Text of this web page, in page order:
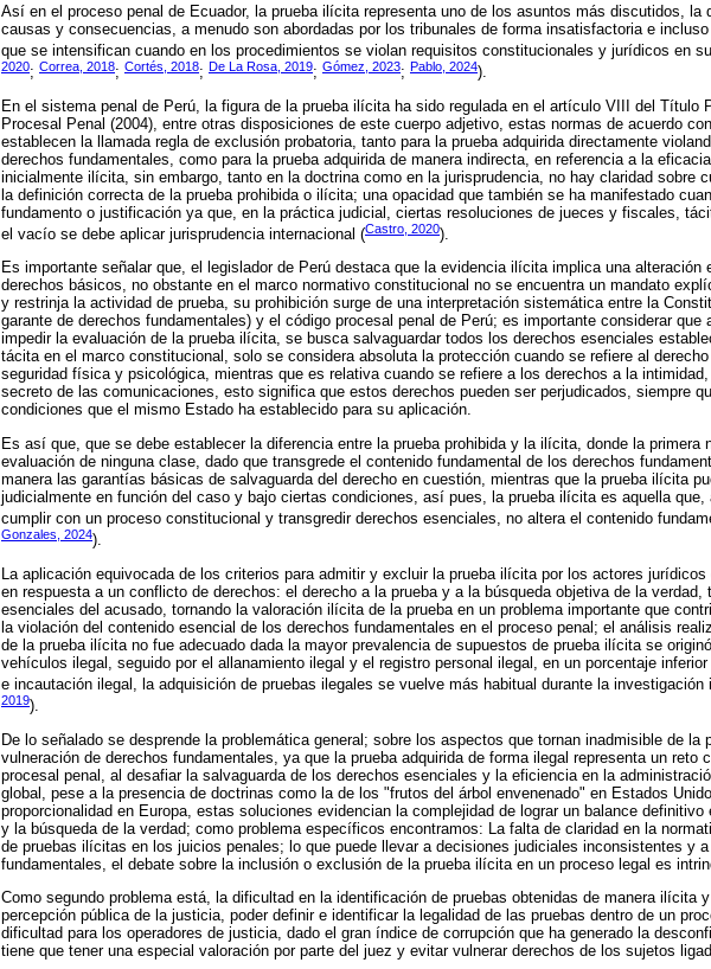
Así en el proceso penal de Ecuador, la prueba ilícita representa uno de los asuntos más discutidos, la
causas y consecuencias, a menudo son abordadas por los tribunales de forma insatisfactoria e
que se intensifican cuando en los procedimientos se violan requisitos constitucionales y jurídicos en
2020; Correa, 2018; Cortés, 2018; De La Rosa, 2019; Gómez, 2023; Pablo, 2024).
En el sistema penal de Perú, la figura de la prueba ilícita ha sido regulada en el artículo VIII del Título
Procesal Penal (2004), entre otras disposiciones de este cuerpo adjetivo, estas normas de acuerdo
establecen la llamada regla de exclusión probatoria, tanto para la prueba adquirida directamente
derechos fundamentales, como para la prueba adquirida de manera indirecta, en referencia a la
inicialmente ilícita, sin embargo, tanto en la doctrina como en la jurisprudencia, no hay claridad sobre
la definición correcta de la prueba prohibida o ilícita; una opacidad que también se ha manifestado
fundamento o justificación ya que, en la práctica judicial, ciertas resoluciones de jueces y fiscales,
el vacío se debe aplicar jurisprudencia internacional (Castro, 2020).
Es importante señalar que, el legislador de Perú destaca que la evidencia ilícita implica una alteración
derechos básicos, no obstante en el marco normativo constitucional no se encuentra un mandato
y restrinja la actividad de prueba, su prohibición surge de una interpretación sistemática entre la
garante de derechos fundamentales) y el código procesal penal de Perú; es importante considerar que
impedir la evaluación de la prueba ilícita, se busca salvaguardar todos los derechos esenciales
tácita en el marco constitucional, solo se considera absoluta la protección cuando se refiere al
seguridad física y psicológica, mientras que es relativa cuando se refiere a los derechos a la
secreto de las comunicaciones, esto significa que estos derechos pueden ser perjudicados, siempre
condiciones que el mismo Estado ha establecido para su aplicación.
Es así que, que se debe establecer la diferencia entre la prueba prohibida y la ilícita, donde la primera
evaluación de ninguna clase, dado que transgrede el contenido fundamental de los derechos
manera las garantías básicas de salvaguarda del derecho en cuestión, mientras que la prueba ilícita
judicialmente en función del caso y bajo ciertas condiciones, así pues, la prueba ilícita es aquella que,
cumplir con un proceso constitucional y transgredir derechos esenciales, no altera el contenido
Gonzales, 2024).
La aplicación equivocada de los criterios para admitir y excluir la prueba ilícita por los actores jurídicos
en respuesta a un conflicto de derechos: el derecho a la prueba y a la búsqueda objetiva de la verdad,
esenciales del acusado, tornando la valoración ilícita de la prueba en un problema importante que
la violación del contenido esencial de los derechos fundamentales en el proceso penal; el análisis
de la prueba ilícita no fue adecuado dada la mayor prevalencia de supuestos de prueba ilícita se
vehículos ilegal, seguido por el allanamiento ilegal y el registro personal ilegal, en un porcentaje
e incautación ilegal, la adquisición de pruebas ilegales se vuelve más habitual durante la investigación
2019).
De lo señalado se desprende la problemática general; sobre los aspectos que tornan inadmisible de la
vulneración de derechos fundamentales, ya que la prueba adquirida de forma ilegal representa un reto
procesal penal, al desafiar la salvaguarda de los derechos esenciales y la eficiencia en la
global, pese a la presencia de doctrinas como la de los "frutos del árbol envenenado" en Estados
proporcionalidad en Europa, estas soluciones evidencian la complejidad de lograr un balance definitivo
y la búsqueda de la verdad; como problema específicos encontramos: La falta de claridad en la
de pruebas ilícitas en los juicios penales; lo que puede llevar a decisiones judiciales inconsistentes y
fundamentales, el debate sobre la inclusión o exclusión de la prueba ilícita en un proceso legal es
Como segundo problema está, la dificultad en la identificación de pruebas obtenidas de manera ilícita
percepción pública de la justicia, poder definir e identificar la legalidad de las pruebas dentro de un
dificultad para los operadores de justicia, dado el gran índice de corrupción que ha generado la
tiene que tener una especial valoración por parte del juez y evitar vulnerar derechos de los sujetos